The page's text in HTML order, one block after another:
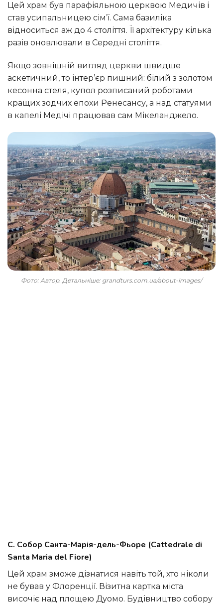
Цей храм був парафіяльною церквою Медичів і
став усипальницею сім’ї. Сама базиліка
відноситься аж до 4 століття. Її архітектуру кілька
разів оновлювали в Середні століття.
Якщо зовнішній вигляд церкви швидше
аскетичний, то інтер’єр пишний: білий з золотом
кесонна стеля, купол розписаний роботами
кращих зодчих епохи Ренесансу, а над статуями
в капелі Медічі працював сам Мікеланджело.
Фото: Автор. Детальніше: grandturs.com.ua/about-images/
C. Собор Санта-Марія-дель-Фьоре (Cattedrale di
Santa Maria del Fiore)
Цей храм зможе дізнатися навіть той, хто ніколи
не бував у Флоренції. Візитна картка міста
височіє над площею Дуомо. Будівництво собору